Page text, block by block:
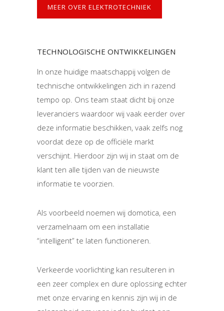
MEER OVER ELEKTROTECHNIEK
TECHNOLOGISCHE ONTWIKKELINGEN
In onze huidige maatschappij volgen de
technische ontwikkelingen zich in razend
tempo op. Ons team staat dicht bij onze
leveranciers waardoor wij vaak eerder over
deze informatie beschikken, vaak zelfs nog
voordat deze op de officiële markt
verschijnt. Hierdoor zijn wij in staat om de
klant ten alle tijden van de nieuwste
informatie te voorzien.
Als voorbeeld noemen wij domotica, een
verzamelnaam om een installatie
“intelligent” te laten functioneren.
Verkeerde voorlichting kan resulteren in
een zeer complex en dure oplossing echter
met onze ervaring en kennis zijn wij in de